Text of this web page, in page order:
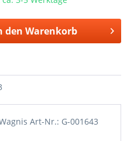
den Warenkorb
Art-Nr.: G-001643